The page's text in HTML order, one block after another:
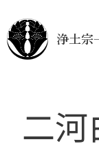
浄土宗
二